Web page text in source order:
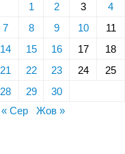
1 2 3
4
7 8 9 10
11
14 15 16 17
18
21 22 23 24
25
28 29
30
« Сер
Жов »